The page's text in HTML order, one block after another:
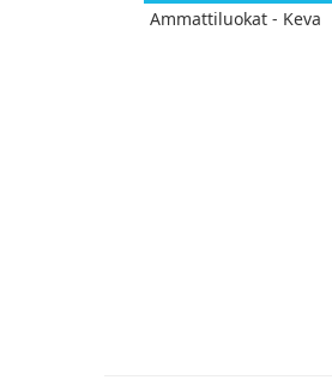
Ammattiluokat - Keva